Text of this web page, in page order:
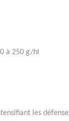
à 250 g/hl
les